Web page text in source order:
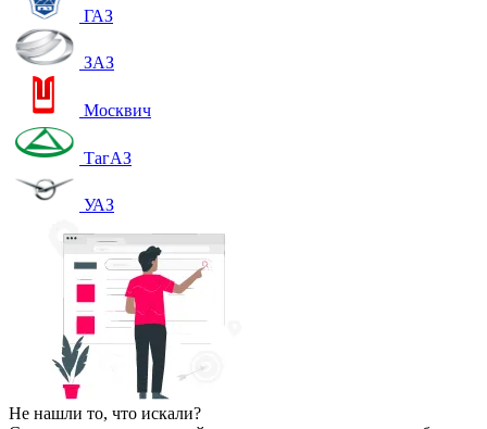
ГАЗ
ЗАЗ
Москвич
ТагАЗ
УАЗ
Не нашли то, что искали?